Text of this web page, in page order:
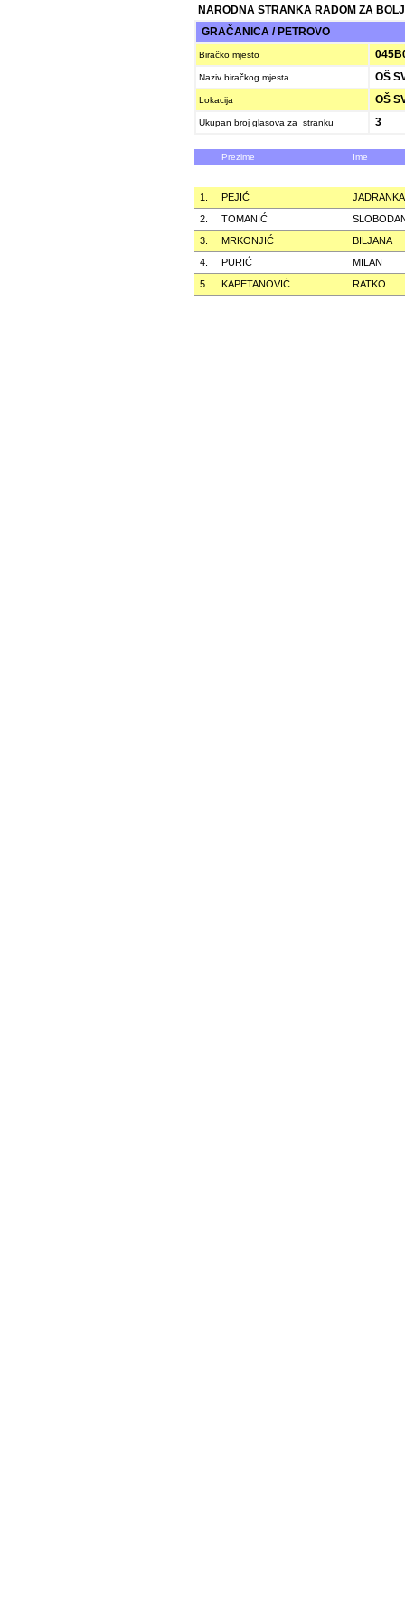
NARODNA STRANKA RADOM ZA
GRAČANICA / PETROVO
Biračko mjesto
Naziv biračkog mjesta OŠ
Lokacija OŠ
Ukupan broj glasova za stranku 3
Prezime Ime
1. PEJIĆ
JADRANKA
2.
TOMANIĆ
3.
MRKONJIĆ
BILJANA
4.
PURIĆ
MILAN
5.
KAPETANOVIĆ RATKO